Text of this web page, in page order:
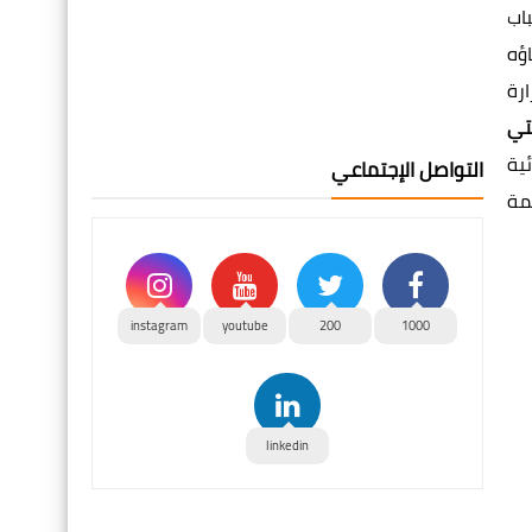
التواصل الإجتماعي
1000
200
youtube
instagram
linkedin